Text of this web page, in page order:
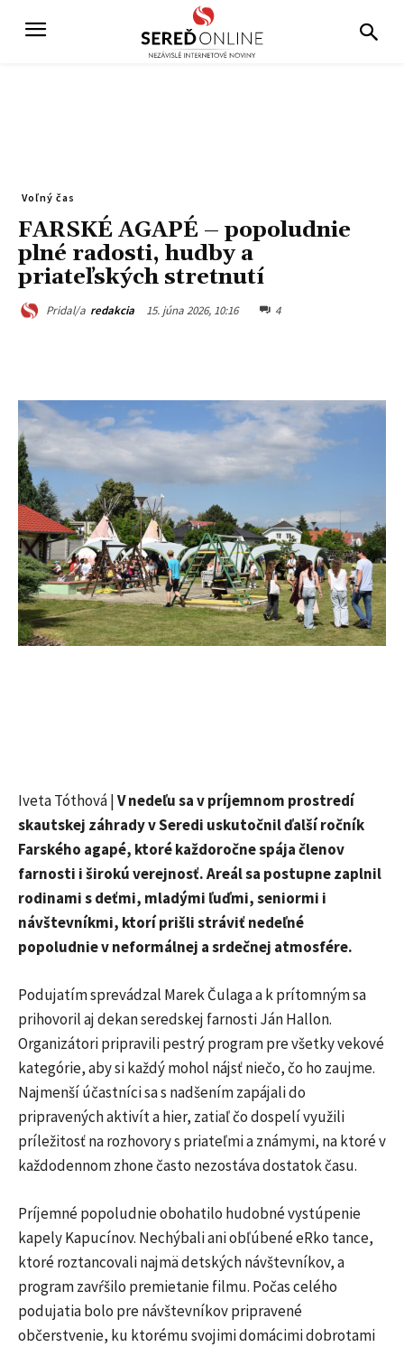
Voľný čas
FARSKÉ AGAPÉ – popoludnie
plné radosti, hudby a
priateľských stretnutí
Pridal/a redakcia 15. júna 2026, 10:16 4
Iveta Tóthová |V nedeľu sa v príjemnom prostredí
skautskej záhrady v Seredi uskutočnil ďalší ročník
Farského agapé, ktoré každoročne spája členov
farnosti i širokú verejnosť. Areál sa postupne zaplnil
rodinami s deťmi, mladými ľuďmi, seniormi i
návštevníkmi, ktorí prišli stráviť nedeľné
popoludnie v neformálnej a srdečnej atmosfére.
Podujatím sprevádzal Marek Čulaga a k prítomným sa
prihovoril aj dekan seredskej farnosti Ján Hallon.
Organizátori pripravili pestrý program pre všetky vekové
kategórie, aby si každý mohol nájsť niečo, čo ho zaujme.
Najmenší účastníci sa s nadšením zapájali do
pripravených aktivít a hier, zatiaľ čo dospelí využili
príležitosť na rozhovory s priateľmi a známymi, na ktoré v
každodennom zhone často nezostáva dostatok času.
Príjemné popoludnie obohatilo hudobné vystúpenie
kapely Kapucínov. Nechýbali ani obľúbené eRko tance,
ktoré roztancovali najmä detských návštevníkov, a
program zavŕšilo premietanie filmu. Počas celého
podujatia bolo pre návštevníkov pripravené
občerstvenie, ku ktorému svojimi domácimi dobrotami